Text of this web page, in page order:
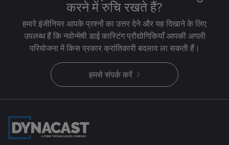
करने में रुचि रखते हैं?
हमारे इंजीनियर आपके प्रश्नों का उत्तर देने और यह दिखाने के लिए
उपलब्ध हैं कि नवोन्मेषी डाई कास्टिंग प्रौद्योगिकियाँ आपकी अगली
परियोजना में किस प्रकार क्रांतिकारी बदलाव ला सकती हैं।
हमसे संपर्क करें